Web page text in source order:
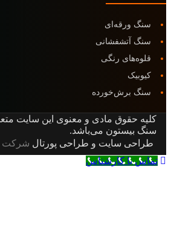
ورقه‌ای
آتشفشانی
رنگی
برش‌خورده
حقوق مادی و معنوی این سایت متعلق است
می‌باشد.
سایت و طراحی پورتال شرکت
بالای صفحه
با کارشناس